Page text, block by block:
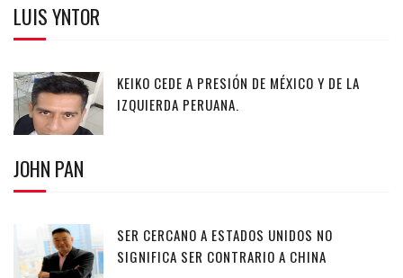
LUIS YNTOR
KEIKO CEDE A PRESIÓN DE MÉXICO Y DE LA
IZQUIERDA PERUANA.
JOHN PAN
SER CERCANO A ESTADOS UNIDOS NO
SIGNIFICA SER CONTRARIO A CHINA